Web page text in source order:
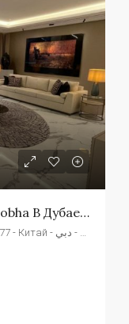
Роскошные Резиденции От Sobha В Дубае, Аль-Суфух
Palladium Dubai Maritime City - 35X9+W77 - Китай - الصفوح 2 - دبي - Объединенные Арабские Эмираты